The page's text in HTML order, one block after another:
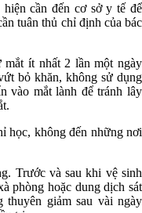
cần đến cơ sở y tế để
tuân thủ chỉ định của bác
mắt ít nhất 2 lần một ngày
bỏ khăn, không sử dụng
vào mắt lành để tránh lây
học, không đến những nơi
Trước và sau khi vệ sinh
phòng hoặc dung dịch sát
thuyên giảm sau vài ngày